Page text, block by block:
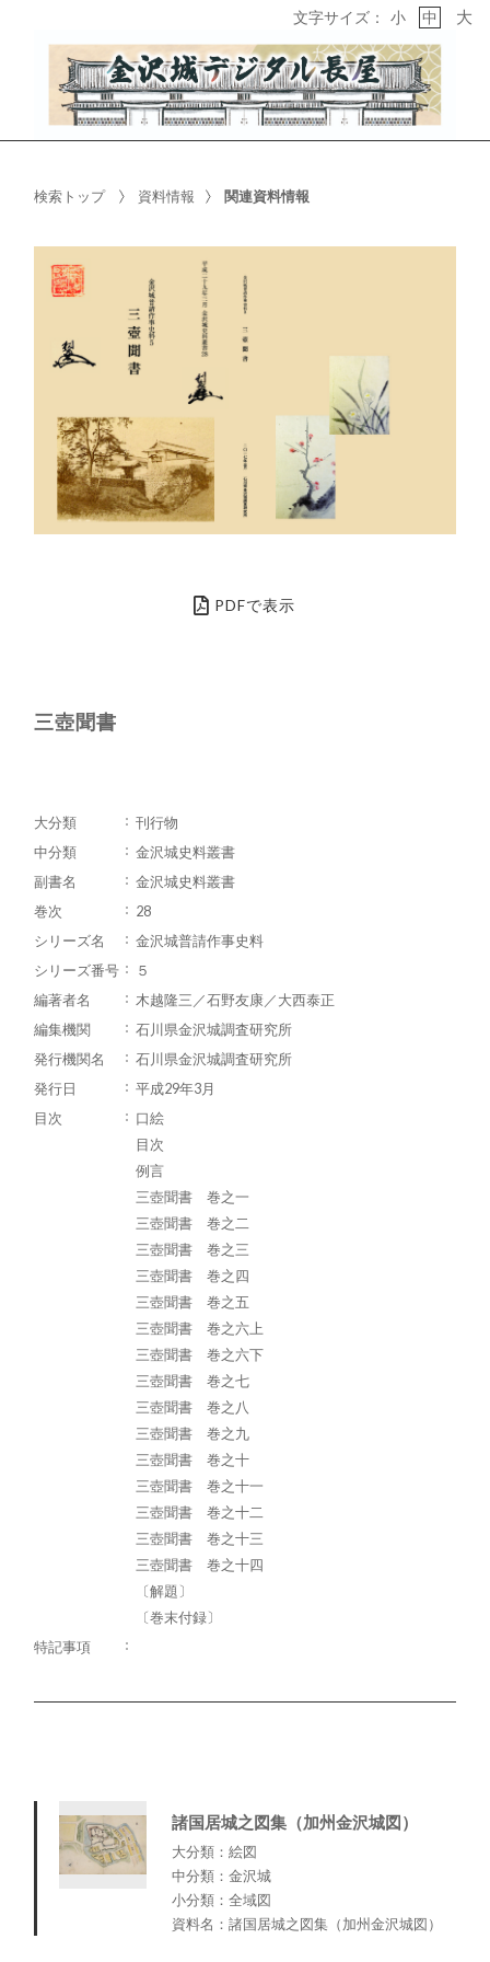
文字サイズ： 小 中 大
検索トップ 資料情報 関連資料情報
PDFで表示
三壺聞書
大分類
刊行物
中分類
金沢城史料叢書
副書名
金沢城史料叢書
巻次
28
シリーズ名
金沢城普請作事史料
シリーズ番号
５
編著者名
木越隆三／石野友康／大西泰正
編集機関
石川県金沢城調査研究所
発行機関名
石川県金沢城調査研究所
発行日
平成29年3月
目次
口絵
目次
例言
三壺聞書 巻之一
三壺聞書 巻之二
三壺聞書 巻之三
三壺聞書 巻之四
三壺聞書 巻之五
三壺聞書 巻之六上
三壺聞書 巻之六下
三壺聞書 巻之七
三壺聞書 巻之八
三壺聞書 巻之九
三壺聞書 巻之十
三壺聞書 巻之十一
三壺聞書 巻之十二
三壺聞書 巻之十三
三壺聞書 巻之十四
〔解題〕
〔巻末付録〕
特記事項
諸国居城之図集（加州金沢城図）
大分類：絵図
中分類：金沢城
小分類：全域図
資料名：諸国居城之図集（加州金沢城図）